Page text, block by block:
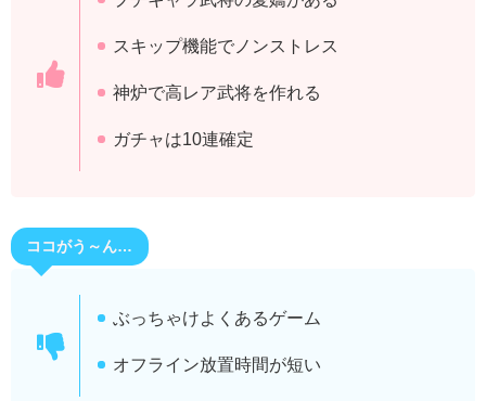
スキップ機能でノンストレス
神炉で高レア武将を作れる
ガチャは10連確定
ココがう～ん…
ぶっちゃけよくあるゲーム
オフライン放置時間が短い